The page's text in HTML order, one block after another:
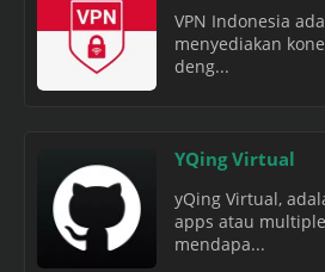
VPN Indonesia
menyediakan
deng...
YQing Virtual
yQing Virtual,
apps atau
mendapa...